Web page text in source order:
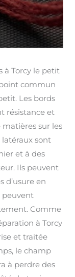
à Torcy le petit
commun
Les bords
résistance et
sur les
latéraux sont
et à des
Ils peuvent
d’usure en
peuvent
Comme
à Torcy
et traitée
le champ
à perdre des